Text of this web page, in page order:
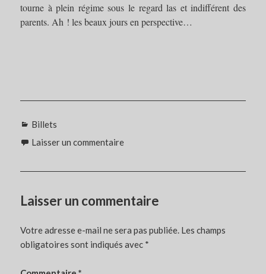
tourne à plein régime sous le regard las et indifférent des
parents. Ah ! les beaux jours en perspective…
Catégories
Billets
Laisser un commentaire
Laisser un commentaire
Votre adresse e-mail ne sera pas publiée. Les champs
obligatoires sont indiqués avec *